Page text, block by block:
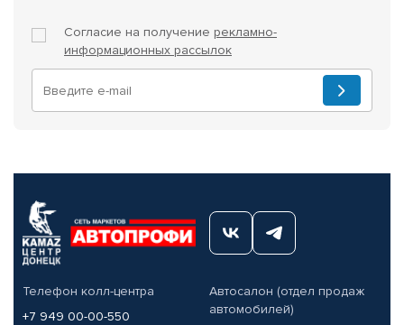
Согласие на получение рекламно-
информационных рассылок
Телефон колл-центра
+7 949 00-00-550
Автосалон (отдел продаж
автомобилей)